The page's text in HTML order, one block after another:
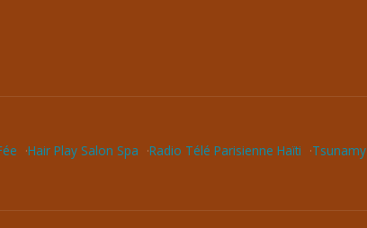
Hair Play Salon Spa Radio Télé Parisienne Haïti Tsunamy